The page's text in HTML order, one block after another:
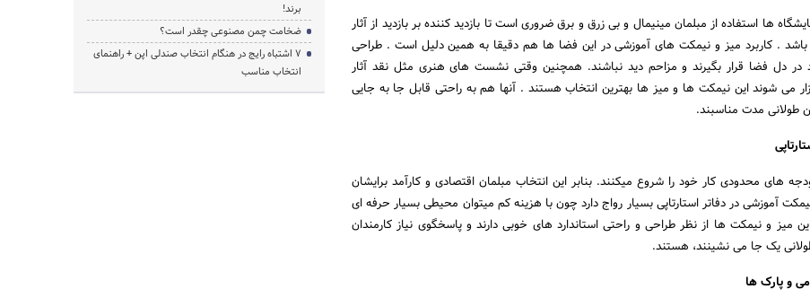
ها استفاده از مبلمان مینیمال و بی زرق و برق ضروری است تا بازدید کننده بر بازدید از آثار
باشد . کاربرد میز و نیمکت های آموزشی در این فضا ها هم دقیقا به همین دلیل است . طراحی
در دل فضا قرار بگیرند و مزاحم دید نباشند. همچنین وقتی نشست های هنری مثل نقد آثار
می شوند این نیمکت ها و میز ها بهترین انتخاب هستند . آنها هم به راحتی قابل جا به جایی
مدت مناسبند.
های محدودی کار خود را شروع میکنند. بنابر این انتخاب مبلمان اقتصادی و کارآمد برایشان
آموزشی در دفاتر استارتاپی بسیار رواج دارد چون با هزینه کم میتوان محیطی بسیار حرفه ای
میز و نیمکت ها از نظر طراحی و راحتی استاندارد های خوبی دارند و پاسخگوی نیاز کارمندان
یک جا می نشینند، هستند.
برند!
ضخامت چمن مصنوعی چقدر است؟
۷ اشتباه رایج در هنگام انتخاب صندلی اپن + راهنمای
انتخاب مناسب